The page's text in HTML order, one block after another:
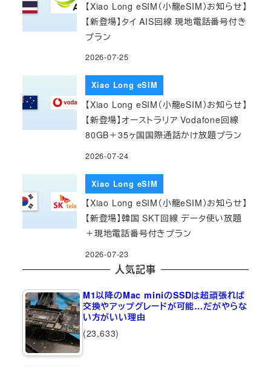
【Xiao Long eSIM（小龍eSIM）お知らせ】
【新登場】タイ AIS回線 現地電話番号付き
プラン
2026-07-25
Xiao Long eSIM
【Xiao Long eSIM（小龍eSIM）お知らせ】
【新登場】オーストラリア Vodafone回線
80GB＋35ヶ国国際通話かけ放題プラン
2026-07-24
Xiao Long eSIM
【Xiao Long eSIM（小龍eSIM）お知らせ】
【新登場】韓国 SKT回線 データ使い放題
＋現地電話番号付きプラン
2026-07-23
人気記事
M1以降のMac miniのSSDは超頑張れば
交換やアップグレードが可能…だがやらな
い方がいい理由
(23,633)